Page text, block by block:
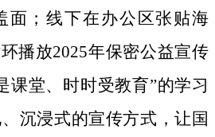
面；线下在办公区张贴海
播放2025年保密公益宣传
课堂、时时受教育”的学习
沉浸式的宣传方式，让国